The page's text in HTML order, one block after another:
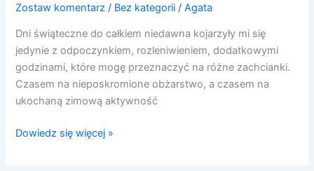
Zostaw komentarz / Bez kategorii /Agata
Dni świąteczne do całkiem niedawna kojarzyły mi się
jedynie z odpoczynkiem, rozleniwieniem, dodatkowymi
godzinami, które mogę przeznaczyć na różne zachcianki.
Czasem na nieposkromione obżarstwo, a czasem na
ukochaną zimową aktywność
Dowiedz się więcej »